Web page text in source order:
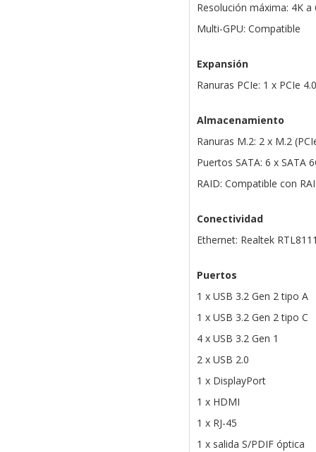
Resolución máxima: 4K a
Multi-GPU: Compatible
Expansión
Ranuras PCIe: 1 x PCIe
Almacenamiento
Ranuras M.2: 2 x M.2
Puertos SATA: 6 x SATA
RAID: Compatible con
Conectividad
Ethernet: Realtek
Puertos
1 x USB 3.2 Gen 2 tipo A
1 x USB 3.2 Gen 2 tipo C
4 x USB 3.2 Gen 1
2 x USB 2.0
1 x DisplayPort
1 x HDMI
1 x RJ-45
1 x salida S/PDIF óptica